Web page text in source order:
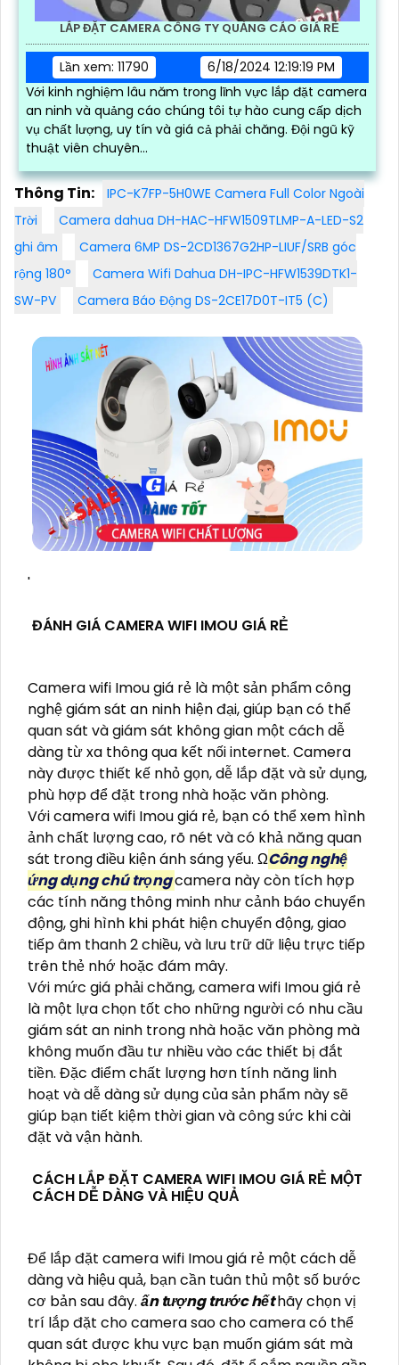
LẮP ĐẶT CAMERA CÔNG TY QUẢNG CÁO GIÁ RẺ
Lần xem: 11790
6/18/2024 12:19:19 PM
Với kinh nghiệm lâu năm trong lĩnh vực lắp đặt camera
an ninh và quảng cáo chúng tôi tự hào cung cấp dịch
vụ chất lượng, uy tín và giá cả phải chăng. Đội ngũ kỹ
thuật viên chuyên...
Thông Tin:
IPC-K7FP-5H0WE Camera Full Color Ngoài
Trời
Camera dahua DH-HAC-HFW1509TLMP-A-LED-S2
ghi âm
Camera 6MP DS-2CD1367G2HP-LIUF/SRB góc
rộng 180°
Camera Wifi Dahua DH-IPC-HFW1539DTK1-
SW-PV
Camera Báo Động DS-2CE17D0T-IT5 (C)
'
ĐÁNH GIÁ CAMERA WIFI IMOU GIÁ RẺ
Camera wifi Imou giá rẻ là một sản phẩm công
nghệ giám sát an ninh hiện đại, giúp bạn có thể
quan sát và giám sát không gian một cách dễ
dàng từ xa thông qua kết nối internet. Camera
này được thiết kế nhỏ gọn, dễ lắp đặt và sử dụng,
phù hợp để đặt trong nhà hoặc văn phòng.
Với camera wifi Imou giá rẻ, bạn có thể xem hình
ảnh chất lượng cao, rõ nét và có khả năng quan
sát trong điều kiện ánh sáng yếu. ΩCông nghệ
ứng dụng chú trọngcamera này còn tích hợp
các tính năng thông minh như cảnh báo chuyển
động, ghi hình khi phát hiện chuyển động, giao
tiếp âm thanh 2 chiều, và lưu trữ dữ liệu trực tiếp
trên thẻ nhớ hoặc đám mây.
Với mức giá phải chăng, camera wifi Imou giá rẻ
là một lựa chọn tốt cho những người có nhu cầu
giám sát an ninh trong nhà hoặc văn phòng mà
không muốn đầu tư nhiều vào các thiết bị đắt
tiền. Đặc điểm chất lượng hơn tính năng linh
hoạt và dễ dàng sử dụng của sản phẩm này sẽ
giúp bạn tiết kiệm thời gian và công sức khi cài
đặt và vận hành.
CÁCH LẮP ĐẶT CAMERA WIFI IMOU GIÁ RẺ MỘT
CÁCH DỄ DÀNG VÀ HIỆU QUẢ
Để lắp đặt camera wifi Imou giá rẻ một cách dễ
dàng và hiệu quả, bạn cần tuân thủ một số bước
cơ bản sau đây. ấn tượng trước hếthãy chọn vị
trí lắp đặt cho camera sao cho camera có thể
quan sát được khu vực bạn muốn giám sát mà